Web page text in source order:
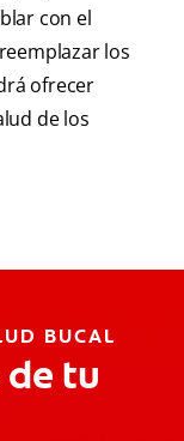
con el
los
ofrecer
de los
BUCAL
de tu